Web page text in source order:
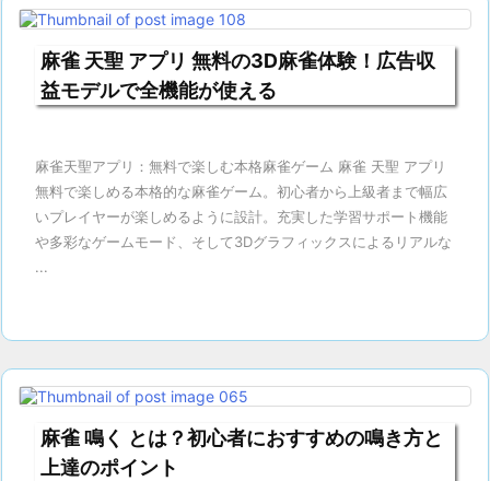
麻雀 天聖 アプリ 無料の3D麻雀体験！広告収
益モデルで全機能が使える
麻雀天聖アプリ：無料で楽しむ本格麻雀ゲーム 麻雀 天聖 アプリ
無料で楽しめる本格的な麻雀ゲーム。初心者から上級者まで幅広
いプレイヤーが楽しめるように設計。充実した学習サポート機能
や多彩なゲームモード、そして3Dグラフィックスによるリアルな
...
麻雀 鳴く とは？初心者におすすめの鳴き方と
上達のポイント